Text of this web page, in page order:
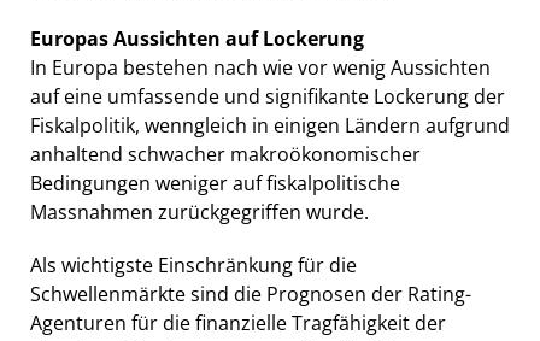
Europas Aussichten auf Lockerung
In Europa bestehen nach wie vor wenig Aussichten
auf eine umfassende und signifikante Lockerung der
Fiskalpolitik, wenngleich in einigen Ländern aufgrund
anhaltend schwacher makroökonomischer
Bedingungen weniger auf fiskalpolitische
Massnahmen zurückgegriffen wurde.
Als wichtigste Einschränkung für die
Schwellenmärkte sind die Prognosen der Rating-
Agenturen für die finanzielle Tragfähigkeit der